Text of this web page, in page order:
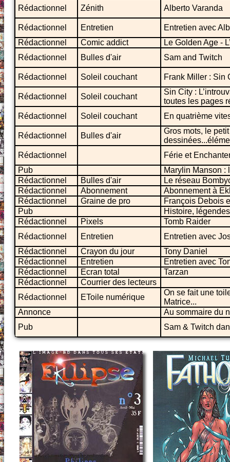
Rédactionnel Zénith Alberto Varanda
Rédactionnel Entretien
Entretien avec
Rédactionnel
Comic addict
Le Golden Age -
Rédactionnel
Bulles d'air Sam and Twitch
Rédactionnel Soleil couchant Frank Miller : Sin
Rédactionnel Soleil couchant
Sin City :
toutes les pages
Rédactionnel
Soleil couchant En quatrième
Rédactionnel Bulles d'air
Gros mots, le
Rédactionnel
Férie et
Pub
Marylin Manson :
Rédactionnel
Bulles d'air
Le réseau
Rédactionnel
Abonnement
Abonnement à
Rédactionnel
Graine de pro
François Debois
Pub
Histoire,
Rédactionnel
Pixels
Tomb Raider
Rédactionnel
Entretien
Entretien avec
Rédactionnel
Crayon du jour
Tony Daniel
Rédactionnel
Entretien
Entretien avec
Rédactionnel
Ecran total
Tarzan
Rédactionnel
Courrier des lecteurs
Rédactionnel
EToile numérique
On se fait une
Matrice...
Annonce
Au sommaire du
Pub
Sam & Twitch